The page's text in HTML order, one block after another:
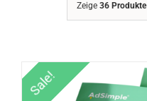
Pressemitteilungen
Shop
Zeige 36 Produkte
Sale!